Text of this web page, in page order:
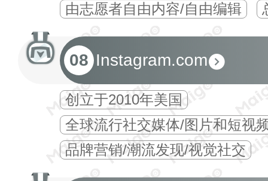
由志愿者自由内容/自由编辑
08 Instagram.com
创立于2010年美国
全球流行社交媒体/图片和短视
品牌营销/潮流发现/视觉社交